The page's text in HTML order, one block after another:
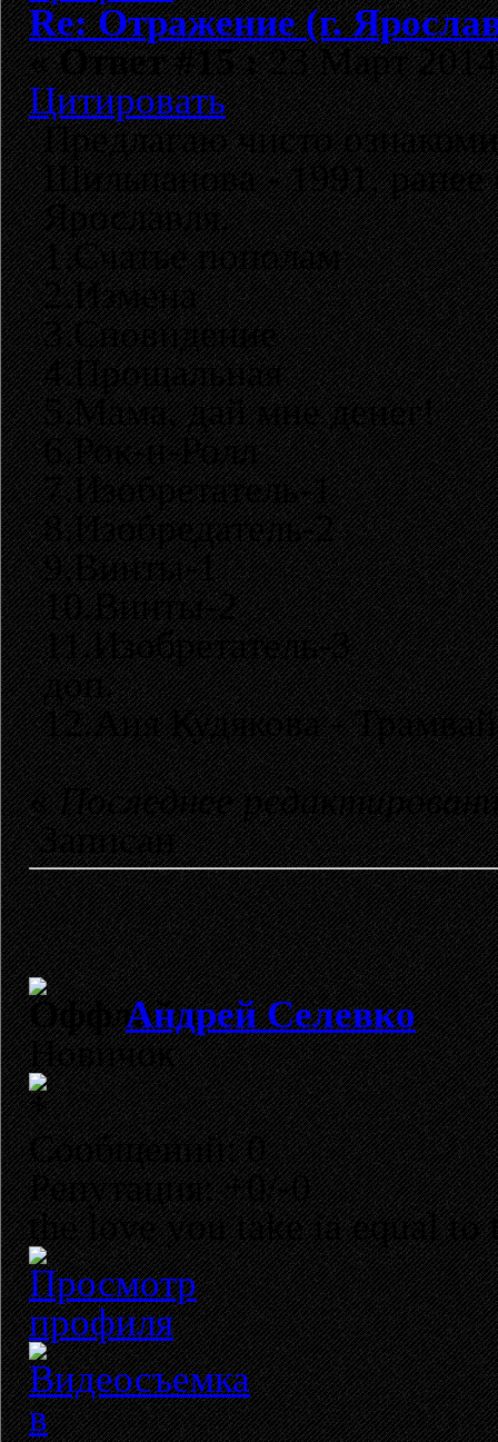
Re: Отражение (г.
«Ответ #15 :23 Март
Цитировать
Предлагаю чисто
Шильпанова - 1991,
Ярославля.
1.Счатье пополам
2.Измена
3.Сновидение
4.Прощальная
5.Мама, дай мне денег!
6.Рок-н-Ролл
7.Изобретатель-1
8.Изобредатель-2
9.Винты-1
10.Винты-2
11.Изобретатель-3
доп.
12.Аня Кудякова - Трамвай
«Последнее
Записан
Андрей Селевко
Новичок
Сообщений: 0
Репутация: +0/-0
the love you take ia equal to